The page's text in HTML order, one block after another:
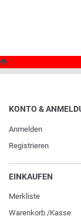
KONTO &
Anmelden
Registrieren
EINKAUFEN
Merkliste
Warenkorb /Kasse